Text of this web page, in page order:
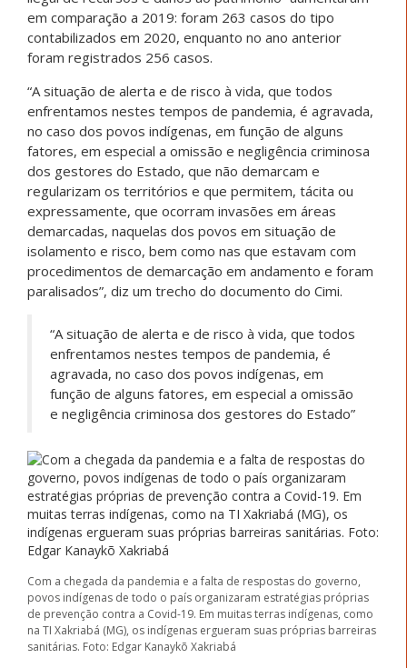
em comparação a 2019: foram 263 casos do tipo
contabilizados em 2020, enquanto no ano anterior
foram registrados 256 casos.
“A situação de alerta e de risco à vida, que todos
enfrentamos nestes tempos de pandemia, é agravada,
no caso dos povos indígenas, em função de alguns
fatores, em especial a omissão e negligência criminosa
dos gestores do Estado, que não demarcam e
regularizam os territórios e que permitem, tácita ou
expressamente, que ocorram invasões em áreas
demarcadas, naquelas dos povos em situação de
isolamento e risco, bem como nas que estavam com
procedimentos de demarcação em andamento e foram
paralisados”, diz um trecho do documento do Cimi.
“A situação de alerta e de risco à vida, que todos
enfrentamos nestes tempos de pandemia, é
agravada, no caso dos povos indígenas, em
função de alguns fatores, em especial a omissão
e negligência criminosa dos gestores do Estado”
Com a chegada da pandemia e a falta de respostas do governo,
povos indígenas de todo o país organizaram estratégias próprias
de prevenção contra a Covid-19. Em muitas terras indígenas, como
na TI Xakriabá (MG), os indígenas ergueram suas próprias barreiras
sanitárias. Foto: Edgar Kanaykõ Xakriabá